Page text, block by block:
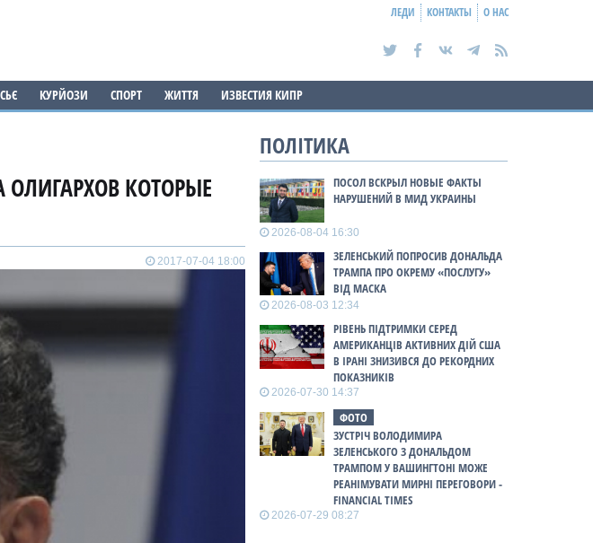
ЛЕДИ КОНТАКТЫ О НАС
КУРЙОЗИ СПОРТ ЖИТТЯ ИЗВЕСТИЯ КИПР
ОЛИГАРХОВ КОТОРЫЕ
2017-07-04 18:00
ПОЛІТИКА
ПОСОЛ ВСКРЫЛ НОВЫЕ ФАКТЫ
НАРУШЕНИЙ В МИД УКРАИНЫ
2026-08-04 16:30
ЗЕЛЕНСЬКИЙ ПОПРОСИВ ДОНАЛЬДА
ТРАМПА ПРО ОКРЕМУ «ПОСЛУГУ»
ВІД МАСКА
2026-08-03 12:34
РІВЕНЬ ПІДТРИМКИ СЕРЕД
АМЕРИКАНЦІВ АКТИВНИХ ДІЙ США
В ІРАНІ ЗНИЗИВСЯ ДО РЕКОРДНИХ
ПОКАЗНИКІВ
2026-07-30 14:37
ФОТО
ЗУСТРІЧ ВОЛОДИМИРА
ЗЕЛЕНСЬКОГО З ДОНАЛЬДОМ
ТРАМПОМ У ВАШИНГТОНІ МОЖЕ
РЕАНІМУВАТИ МИРНІ ПЕРЕГОВОРИ -
FINANCIAL TIMES
2026-07-29 08:27